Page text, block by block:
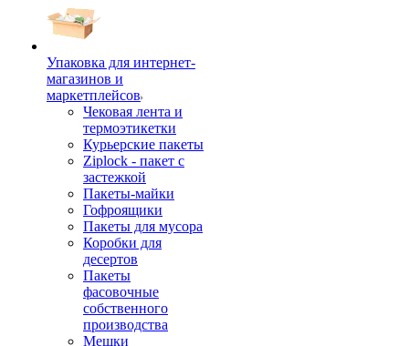
Упаковка для интернет-
магазинов и
маркетплейсов
Чековая лента и
термоэтикетки
Курьерские пакеты
Ziplock - пакет с
застежкой
Пакеты-майки
Гофроящики
Пакеты для мусора
Коробки для
десертов
Пакеты
фасовочные
собственного
производства
Мешки